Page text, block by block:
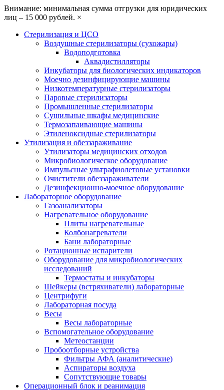
Внимание: минимальная сумма отгрузки для юридических
лиц – 15 000 рублей. ×
Стерилизация и ЦСО
Воздушные стерилизаторы (сухожары)
Водоподготовка
Аквадистилляторы
Инкубаторы для биологических индикаторов
Моечно дезинфицирующие машины
Низкотемпературные стерилизаторы
Паровые стерилизаторы
Промышленные стерилизаторы
Сушильные шкафы медицинские
Термозапаивающие машины
Этиленоксидные стерилизаторы
Утилизация и обеззараживание
Утилизаторы медицинских отходов
Микробиологическое оборудование
Импульсные ультрафиолетовые установки
Очистители обеззараживатели
Дезинфекционно-моечное оборудование
Лабораторное оборудование
Газоанализаторы
Нагревательное оборудование
Плиты нагревательные
Колбонагреватели
Бани лабораторные
Ротационные испарители
Оборудование для микробиологических
исследований
Термостаты и инкубаторы
Шейкеры (встряхиватели) лабораторные
Центрифуги
Лабораторная посуда
Весы
Весы лабораторные
Вспомогательное оборудование
Метеостанции
Пробоотборные устройства
Фильтры АФА (аналитические)
Аспираторы воздуха
Сопутствующие товары
Операционный блок и реанимация